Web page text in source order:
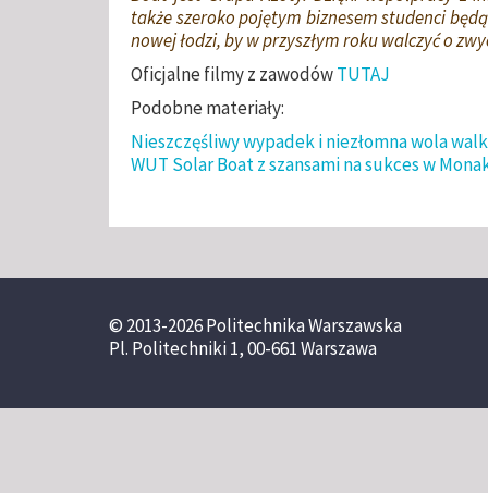
także szeroko pojętym biznesem studenci
nowej łodzi, by w przyszłym roku walczyć o
Oficjalne filmy z zawodówTUTAJ
Podobne materiały:
Nieszczęśliwy wypadek i niezłomna wola
WUT Solar Boat z szansami na sukces w
© 2013-2026 Politechnika Warszawska
Pl. Politechniki 1, 00-661 Warszawa